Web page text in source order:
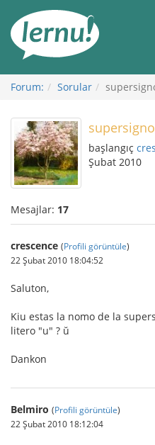
Görüntüleme
Forum: Sorular
başlangıç
Şubat 2010
Mesajlar: 17
crescence (Profili görüntüle)
22 Şubat 2010 18:04:52
Saluton,
Kiu estas la nomo de la
litero "u" ? ŭ
Dankon
Belmiro (Profili görüntüle)
22 Şubat 2010 18:12:04